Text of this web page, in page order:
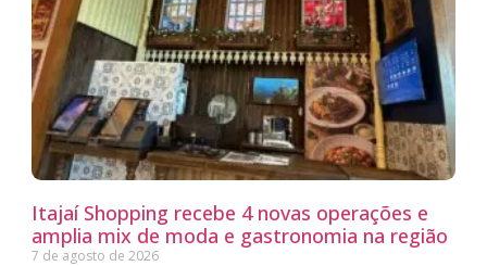
Itajaí Shopping recebe 4 novas operações e
amplia mix de moda e gastronomia na região
7 de agosto de 2026